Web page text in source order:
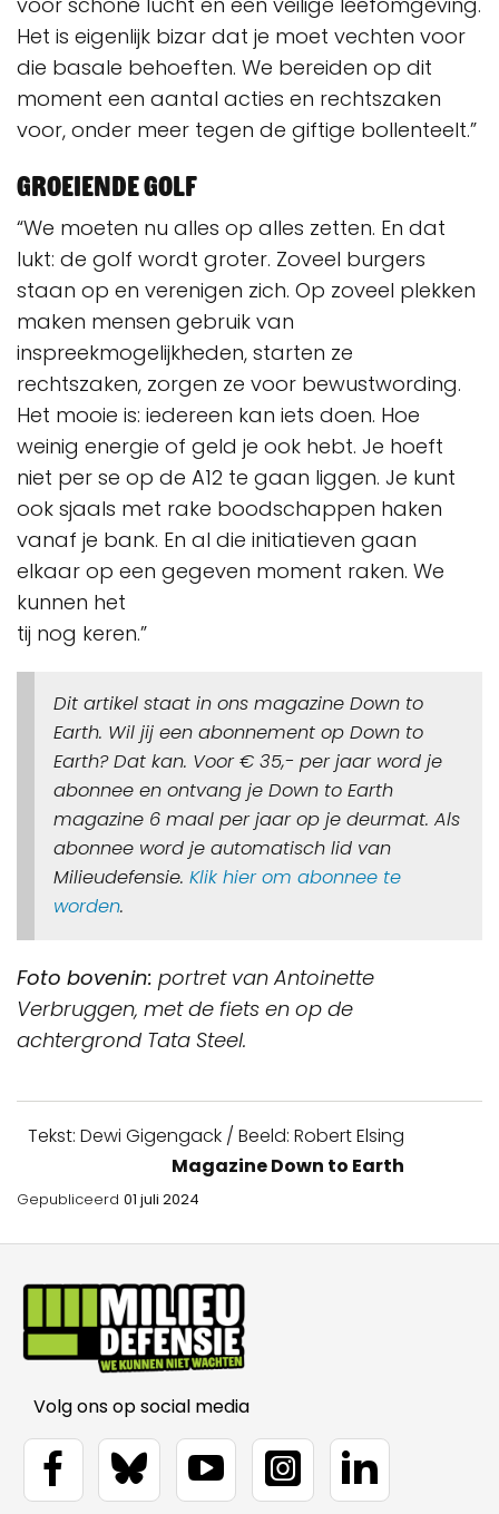
Het is eigenlijk bizar dat je moet vechten voor
die basale behoeften. We bereiden op dit
moment een aantal acties en rechtszaken
voor, onder meer tegen de giftige bollenteelt.”
Groeiende golf
“We moeten nu alles op alles zetten. En dat
lukt: de golf wordt groter. Zoveel burgers
staan op en verenigen zich. Op zoveel plekken
maken mensen gebruik van
inspreekmogelijkheden, starten ze
rechtszaken, zorgen ze voor bewustwording.
Het mooie is: iedereen kan iets doen. Hoe
weinig energie of geld je ook hebt. Je hoeft
niet per se op de A12 te gaan liggen. Je kunt
ook sjaals met rake boodschappen haken
vanaf je bank. En al die initiatieven gaan
elkaar op een gegeven moment raken. We
kunnen het
tij nog keren.”
Dit artikel staat in ons magazine Down to
Earth. Wil jij een abonnement op Down to
Earth? Dat kan. Voor € 35,- per jaar word je
abonnee en ontvang je Down to Earth
magazine 6 maal per jaar op je deurmat. Als
abonnee word je automatisch lid van
Milieudefensie. Klik hier om abonnee te
worden.
Foto bovenin: portret van Antoinette
Verbruggen, met de fiets en op de
achtergrond Tata Steel.
Gepubliceerd 01 juli 2024
Tekst: Dewi Gigengack / Beeld: Robert Elsing
Magazine Down to Earth
Volg ons op social media